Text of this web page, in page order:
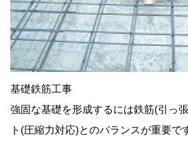
基礎鉄筋工事
強固な基礎を形成するには鉄筋(引っ
ト(圧縮力対応)とのバランスが重要で